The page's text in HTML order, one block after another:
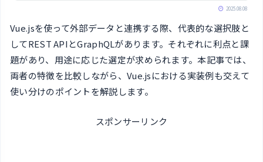
2025.08.08
Vue.jsを使って外部データと連携する際、代表的な選択肢と
してREST APIとGraphQLがあります。それぞれに利点と課
題があり、用途に応じた選定が求められます。本記事では、
両者の特徴を比較しながら、Vue.jsにおける実装例も交えて
使い分けのポイントを解説します。
スポンサーリンク